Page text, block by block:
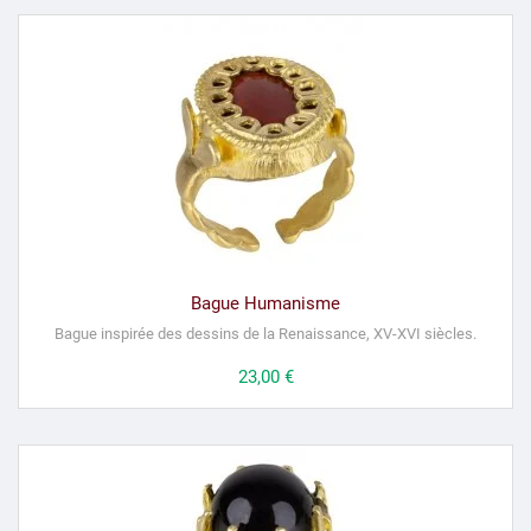
Bague Humanisme
Bague inspirée des dessins de la Renaissance, XV-XVI siècles.
Prix
23,00 €